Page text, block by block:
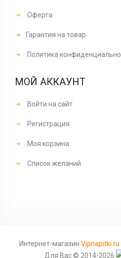
Оферта
Гарантия на товар
Политика
МОЙ АККАУНТ
Войти на сайт
Регистрация
Моя корзина
Список желаний
Интернет-магазин Vipnapitki.ru
Для Вас © 2014-2026